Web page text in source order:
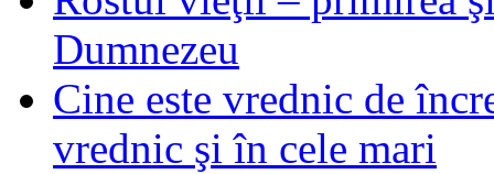
Dumnezeu
Cine este vrednic de
vrednic şi în cele mari